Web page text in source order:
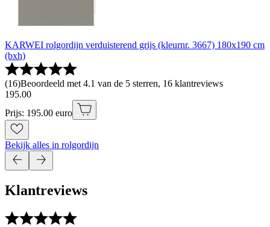
KARWEI rolgordijn verduisterend grijs (kleurnr. 3667) 180x190 cm
(bxh)
(16)Beoordeeld met 4.1 van de 5 sterren, 16 klantreviews
195.00
Prijs: 195.00 euro
Bekijk alles in rolgordijn
Klantreviews